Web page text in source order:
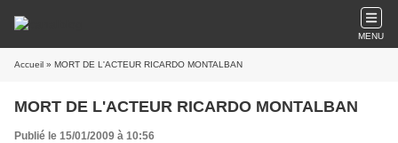
MENU
Accueil » MORT DE L'ACTEUR RICARDO MONTALBAN
MORT DE L'ACTEUR RICARDO MONTALBAN
Publié le 15/01/2009 à 10:56